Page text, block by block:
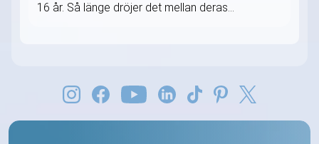
16 år. Så länge dröjer det mellan deras...